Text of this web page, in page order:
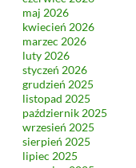
maj 2026
kwiecień 2026
marzec 2026
luty 2026
styczeń 2026
grudzień 2025
listopad 2025
październik 2025
wrzesień 2025
sierpień 2025
lipiec 2025